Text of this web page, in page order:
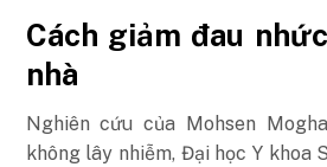
Cách giảm đau
nhà
Nghiên cứu của
Mohsen
không lây nhiễm, Đại học Y khoa